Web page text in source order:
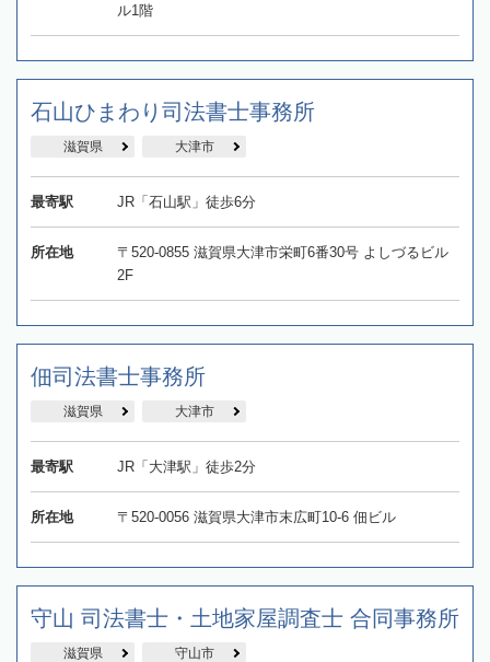
ル1階
石山ひまわり司法書士事務所
滋賀県 大津市
最寄駅 JR「石山駅」徒歩6分
所在地
〒520-0855 滋賀県大津市栄町6番30号 よしづるビル
2F
佃司法書士事務所
滋賀県 大津市
最寄駅 JR「大津駅」徒歩2分
所在地 〒520-0056 滋賀県大津市末広町10-6 佃ビル
守山 司法書士・土地家屋調査士 合同事務所
滋賀県 守山市